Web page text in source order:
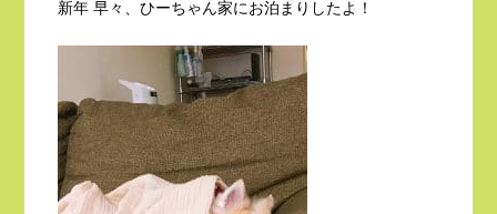
新年 早々、ひーちゃん家にお泊まりしたよ！